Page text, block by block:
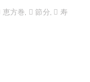
恵方巻, 節分,
寿